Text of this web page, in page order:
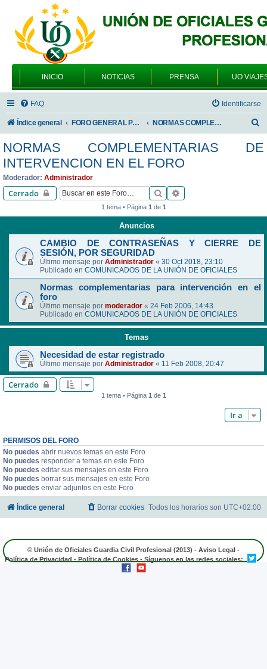
INICIO NOTICIAS PRENSA UO
FAQ Identificarse
Índice general FORO GENERAL PARA TODOS LOS USUARIOS NORMAS COMPLEMENTARIAS DE INTERVENCION EN EL FORO
s
NORMAS COMPLEMENTARIAS DE
INTERVENCION EN EL FORO
Moderador: Administrador
Cerrado Buscar
1 tema • Página 1de 1
Anuncios
CAMBIO DE CONTRASEÑAS Y CIERRE DE
SESIÓN, POR SEGURIDAD
Último mensaje por Administrador « 30 Oct 2018, 23:10
Publicado en COMUNICADOS DE LA UNIÓN DE OFICIALES
Normas complementarias para intervención en el
foro
Último mensaje por moderador « 24 Feb 2006, 14:43
Publicado en COMUNICADOS DE LA UNIÓN DE OFICIALES
Temas
Necesidad de estar registrado
Último mensaje por Administrador « 11 Feb 2008, 20:47
Cerrado
1 tema • Página 1de 1
Ir a
PERMISOS DEL FORO
No puedes abrir nuevos temas en este Foro
No puedes responder a temas en este Foro
No puedes editar sus mensajes en este Foro
No puedes borrar sus mensajes en este Foro
No puedes enviar adjuntos en este Foro
Índice general Todos los horarios son UTC+02:00
Borrar cookies
© Unión de Oficiales Guardia Civil Profesional (2013) - Aviso Legal -
Política de Privacidad-Política de Cookies- Síguenos en las redes sociales: